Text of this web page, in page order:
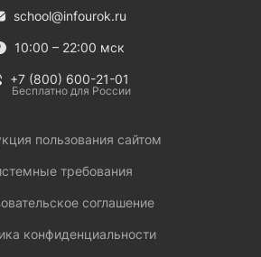
school@infourok.ru
10:00 – 22:00 мск
+7 (800) 600-21-01
Бесплатно для России
пользования сайтом
требования
соглашение
конфиденциальности